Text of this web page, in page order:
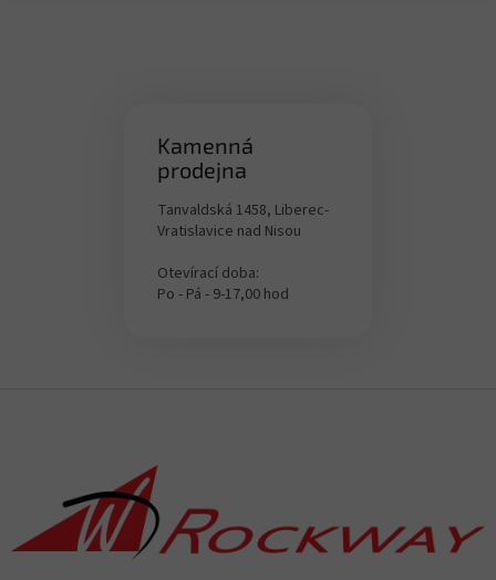
Kamenná
prodejna
Tanvaldská 1458, Liberec-
Vratislavice nad Nisou
Otevírací doba:
Po - Pá - 9-17,00 hod